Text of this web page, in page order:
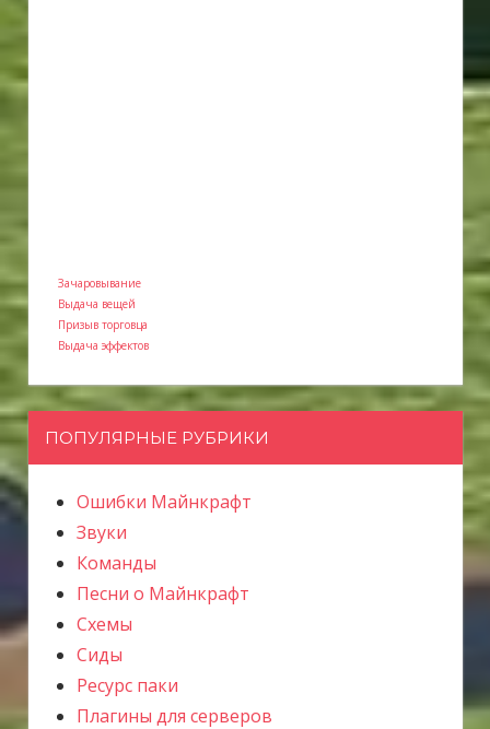
Зачаровывание
Выдача вещей
Призыв торговца
Выдача эффектов
ПОПУЛЯРНЫЕ РУБРИКИ
Ошибки Майнкрафт
Звуки
Команды
Песни о Майнкрафт
Схемы
Сиды
Ресурс паки
Плагины для серверов